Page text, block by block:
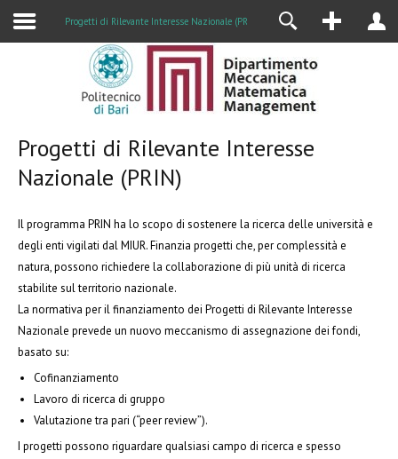
Progetti di Rilevante Interesse Nazionale (PRIN)
Progetti di Rilevante Interesse
Nazionale (PRIN)
Il programma PRIN ha lo scopo di sostenere la ricerca delle università e
degli enti vigilati dal MIUR. Finanzia progetti che, per complessità e
natura, possono richiedere la collaborazione di più unità di ricerca
stabilite sul territorio nazionale.
La normativa per il finanziamento dei Progetti di Rilevante Interesse
Nazionale prevede un nuovo meccanismo di assegnazione dei fondi,
basato su:
Cofinanziamento
Lavoro di ricerca di gruppo
Valutazione tra pari (“peer review”).
I progetti possono riguardare qualsiasi campo di ricerca e spesso